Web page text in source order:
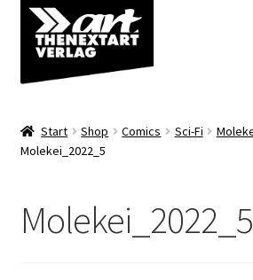
Zur
Navigation
springen
Zum
Inhalt
springen
Shop
Start Shop Comics Sci-Fi
Molekei_2022_5
Molekei_2022_5